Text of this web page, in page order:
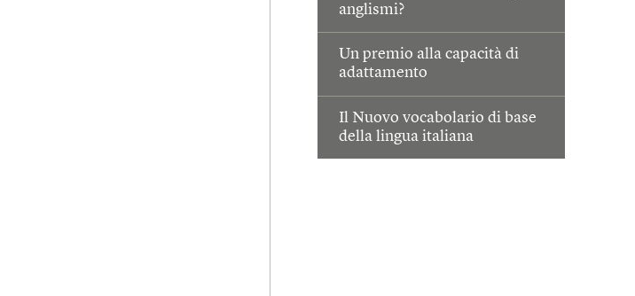
anglismi?
Un premio alla capacità di
adattamento
Il Nuovo vocabolario di base
della lingua italiana